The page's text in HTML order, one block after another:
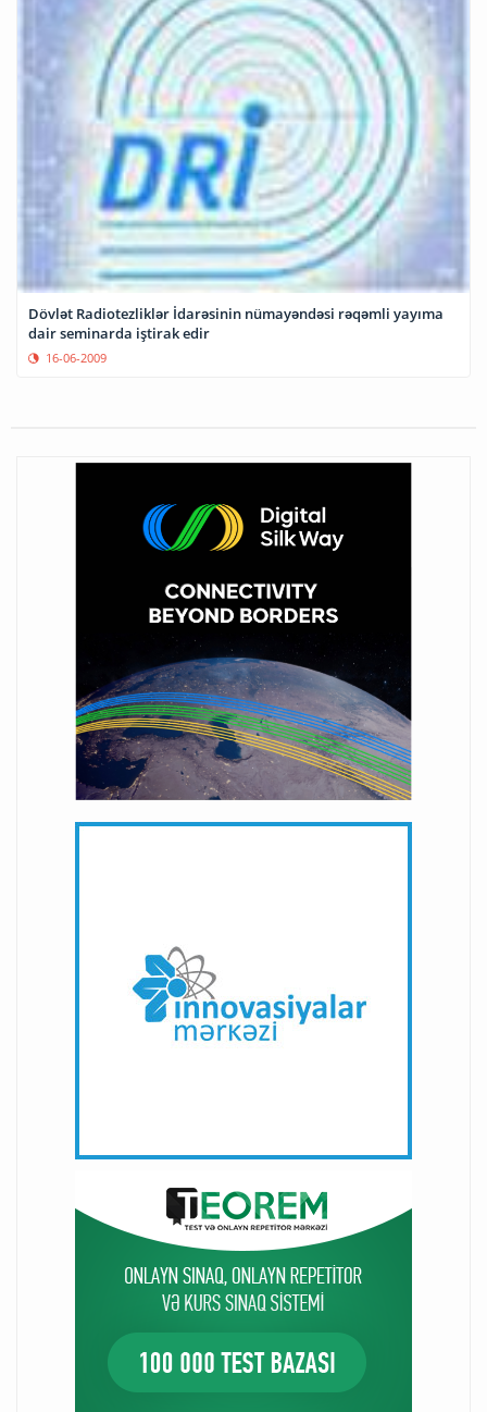
Dövlət Radiotezliklər İdarəsinin nümayəndəsi rəqəmli yayıma
dair seminarda iştirak edir
16-06-2009